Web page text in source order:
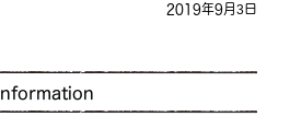
2019年9月3日
Information